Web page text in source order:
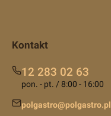
Kontakt
12 283 02 63
pon. - pt. / 8:00 - 16:00
polgastro@polgastro.pl